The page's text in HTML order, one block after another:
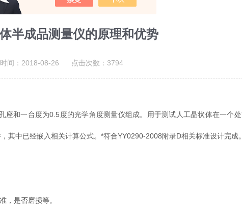
半成品测量仪的原理和优势
时间：2018-08-26 点击次数：3794
和一台度为0.5度的光学角度测量仪组成。用于测试人工晶状体在一个
中已经嵌入相关计算公式。*符合YY0290-2008附录D相关标准设计完成。
，是否磨损等。